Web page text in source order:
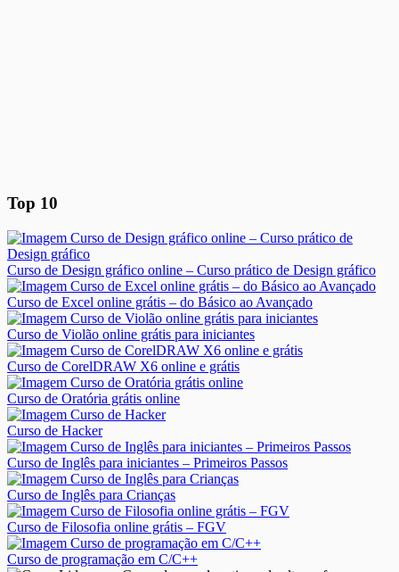
Top 10
Curso de Design gráfico online – Curso prático de Design gráfico
Curso de Excel online grátis – do Básico ao Avançado
Curso de Violão online grátis para iniciantes
Curso de CorelDRAW X6 online e grátis
Curso de Oratória grátis online
Curso de Hacker
Curso de Inglês para iniciantes – Primeiros Passos
Curso de Inglês para Crianças
Curso de Filosofia online grátis – FGV
Curso de programação em C/C++